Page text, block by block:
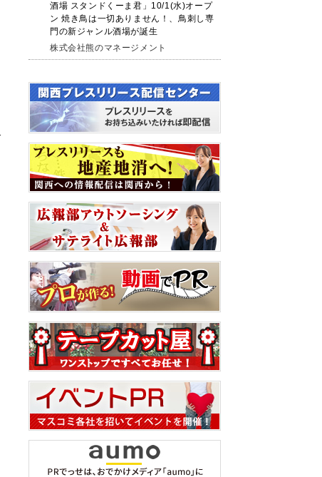
酒場 スタンドくーま君」10/1(水)オープ
ン 焼き鳥は一切ありません！、鳥刺し専
門の新ジャンル酒場が誕生
株式会社熊のマネージメント